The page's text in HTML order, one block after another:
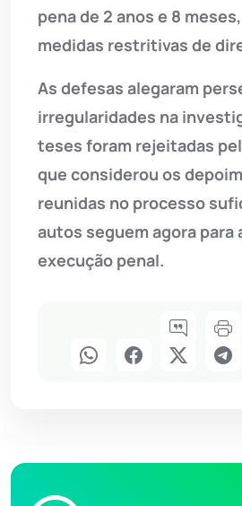
pena de 2 anos e 8
medidas restritivas de
As defesas alegaram
irregularidades na
teses foram rejeitadas
que considerou os
reunidas no processo
autos seguem agora para
execução penal.